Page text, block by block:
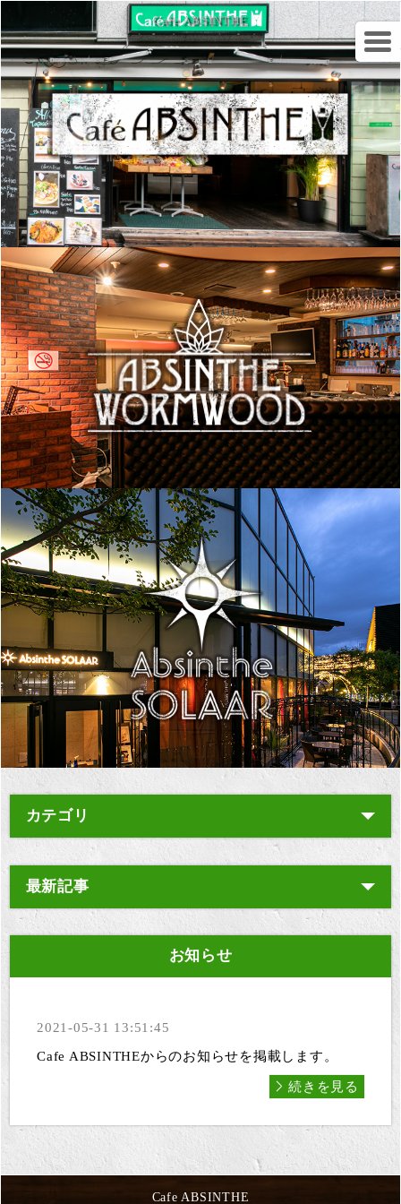
Cafe ABSINTHE
カテゴリ
最新記事
お知らせ
2021-05-31 13:51:45
Cafe ABSINTHEからのお知らせを掲載します。
続きを見る
Cafe ABSINTHE